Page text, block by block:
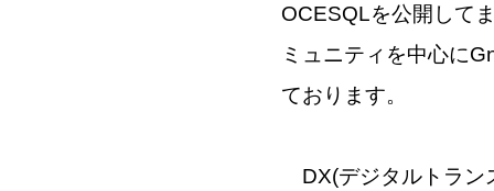
OCESQLを公開して
ミュニティを中心に
ております。
DX(デジタルトラン